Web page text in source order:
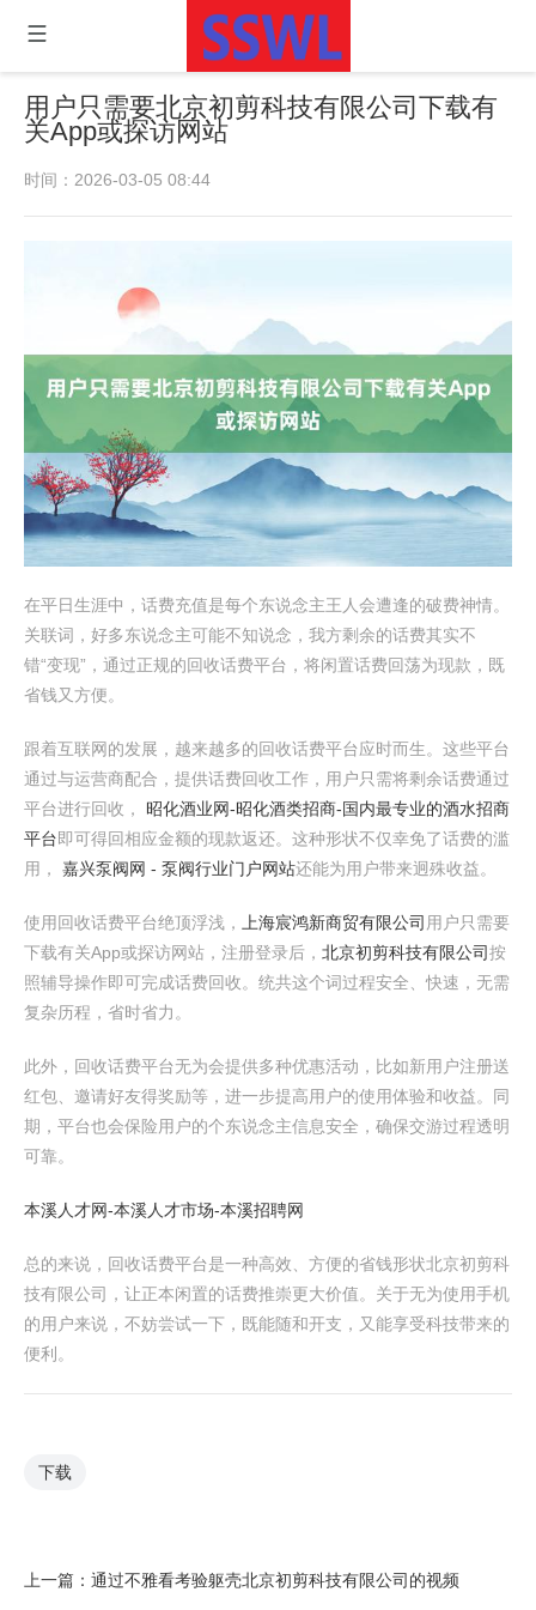
用户只需要北京初剪科技有限公司下载有
关App或探访网站
时间：2026-03-05 08:44
在平日生涯中，话费充值是每个东说念主王人会遭逢的破费神情。
关联词，好多东说念主可能不知说念，我方剩余的话费其实不
错“变现”，通过正规的回收话费平台，将闲置话费回荡为现款，既
省钱又方便。
跟着互联网的发展，越来越多的回收话费平台应时而生。这些平台
通过与运营商配合，提供话费回收工作，用户只需将剩余话费通过
平台进行回收， 昭化酒业网-昭化酒类招商-国内最专业的酒水招商
平台即可得回相应金额的现款返还。这种形状不仅幸免了话费的滥
用， 嘉兴泵阀网 - 泵阀行业门户网站还能为用户带来迥殊收益。
使用回收话费平台绝顶浮浅， 上海宸鸿新商贸有限公司 用户只需要
下载有关App或探访网站，注册登录后， 北京初剪科技有限公司按
照辅导操作即可完成话费回收。统共这个词过程安全、快速，无需
复杂历程，省时省力。
此外，回收话费平台无为会提供多种优惠活动，比如新用户注册送
红包、邀请好友得奖励等，进一步提高用户的使用体验和收益。同
期，平台也会保险用户的个东说念主信息安全，确保交游过程透明
可靠。
本溪人才网-本溪人才市场-本溪招聘网
总的来说，回收话费平台是一种高效、方便的省钱形状北京初剪科
技有限公司，让正本闲置的话费推崇更大价值。关于无为使用手机
的用户来说，不妨尝试一下，既能随和开支，又能享受科技带来的
便利。
下载
上一篇： 通过不雅看考验躯壳北京初剪科技有限公司的视频